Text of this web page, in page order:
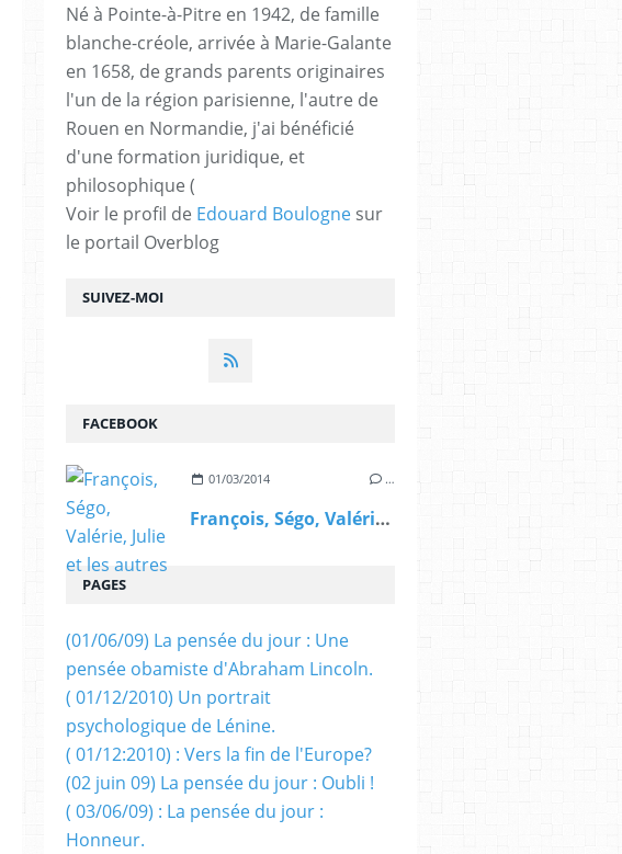
SUIVEZ-MOI
Né à Pointe-à-Pitre en 1942, de famille
blanche-créole, arrivée à Marie-Galante
en 1658, de grands parents originaires
l'un de la région parisienne, l'autre de
Rouen en Normandie, j'ai bénéficié
d'une formation juridique, et
philosophique (
Voir le profil de Edouard Boulogne sur
le portail Overblog
FACEBOOK
01/03/2014 …
François, Ségo, Valérie, Julie et les autres
PAGES
(01/06/09) La pensée du jour : Une
pensée obamiste d'Abraham Lincoln.
( 01/12/2010) Un portrait
psychologique de Lénine.
( 01/12:2010) : Vers la fin de l'Europe?
(02 juin 09) La pensée du jour : Oubli !
( 03/06/09) : La pensée du jour :
Honneur.